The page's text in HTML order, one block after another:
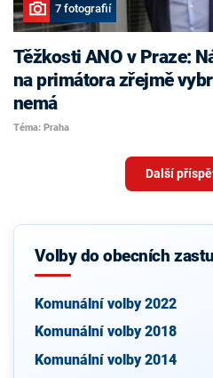
7 fotografií
Těžkosti ANO v Praze:
na primátora zřejmě
nemá
Téma: Praha
Další
Volby do obecních
Komunální volby 2022
Komunální volby 2018
Komunální volby 2014